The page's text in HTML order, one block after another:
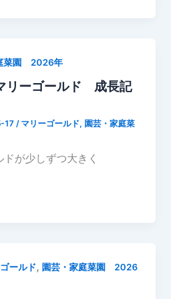
菜園 2026年
ーゴールド 成長記
17/ マリーゴールド, 園芸・家庭菜
が少しずつ大きく
ールド,園芸・家庭菜園 2026